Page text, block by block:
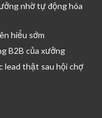
nhờ tự động hóa
hiểu sớm
B2B của xưởng
lead thật sau hội chợ